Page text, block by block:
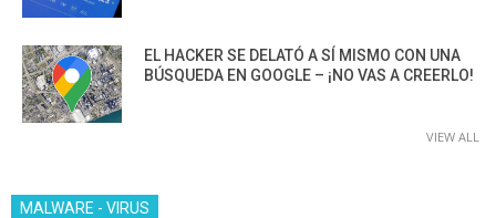
EL HACKER SE DELATÓ A SÍ MISMO CON UNA
BÚSQUEDA EN GOOGLE – ¡NO VAS A CREERLO!
VIEW ALL
MALWARE - VIRUS